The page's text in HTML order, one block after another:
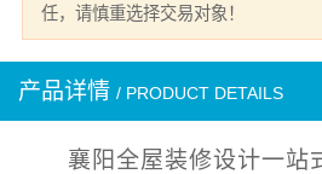
任，请慎重选择交易对象！
产品详情 / PRODUCT DETAILS
襄阳全屋装修设计一站